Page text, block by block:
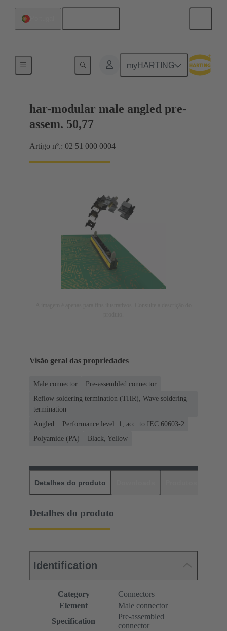
myHARTING
Motherboard to daughtercard connection
har-modular male angled pre-
assem. 50,77
Artigo nº.: 02 51 000 0004
Visão geral das propriedades
Male connector
Pre-assembled connector
Reflow soldering termination (THR), Wave soldering
termination
Angled
Performance level: 1, acc. to IEC 60603-2
Polyamide (PA)
Black, Yellow
Detalhes do produto
Detalhes do produto
Identification
Category
Connectors
Element
Male connector
Specification
Pre-assembled
connector